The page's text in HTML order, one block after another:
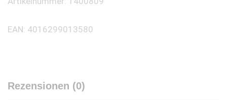
EAN: 4016299013580
Rezensionen (0)